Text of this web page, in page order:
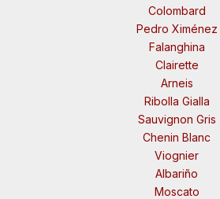
Colombard
Pedro Ximénez
Falanghina
Clairette
Arneis
Ribolla Gialla
Sauvignon Gris
Chenin Blanc
Viognier
Albariño
Moscato